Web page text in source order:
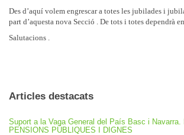
Des d’aquí volem engrescar a totes les jubilades i
part d’aquesta nova Secció . De tots i totes dependrà
Salutacions .
Articles destacats
Suport a la Vaga General del País Basc i Navarra.
PENSIONS PÚBLIQUES I DIGNES